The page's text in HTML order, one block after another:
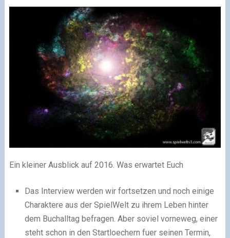
Ein kleiner Ausblick auf 2016. Was erwartet Euch
Das Interview werden wir fortsetzen und noch einige
Charaktere aus der SpielWelt zu ihrem Leben hinter
dem Buchalltag befragen. Aber soviel vorneweg, einer
steht schon in den Startloechern fuer seinen Termin,